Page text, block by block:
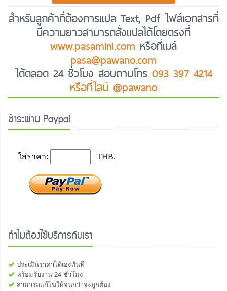
สำหรับลูกค้าที่ต้องการแปล Text, Pdf ไฟล์เอกสารที่
มีความยาวสามารถสั่งแปลได้โดยตรงที่
www.pasamini.com หรือที่เมล์
pasa@pawano.com
ได้ตลอด 24 ชั่วโมง สอบถามโทร 093 397 4214
หรือที่ไลน์ @pawano
ชำระผ่าน Paypal
ทำไมต้องใช้บริการกับเรา
ประเมินราคาได้เองทันที
พร้อมรับงาน 24 ชั่วโมง
สามารถแก้ไขให้จนกว่าจะถูกต้อง